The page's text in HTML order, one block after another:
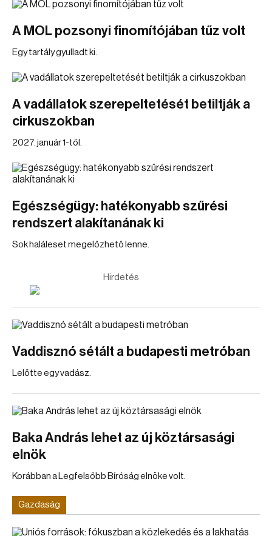
A MOL pozsonyi finomítójában tűz volt
Egy tartály gyulladt ki.
A vadállatok szerepeltetését betiltják a
cirkuszokban
2027. január 1-től.
Egészségügy: hatékonyabb szűrési
rendszert alakítanának ki
Sok haláleset megelőzhető lenne.
Hirdetés
Vaddisznó sétált a budapesti metróban
Lelőtte egy vadász.
Baka András lehet az új köztársasági
elnök
Korábban a Legfelsőbb Bíróság elnöke volt.
Gazdaság